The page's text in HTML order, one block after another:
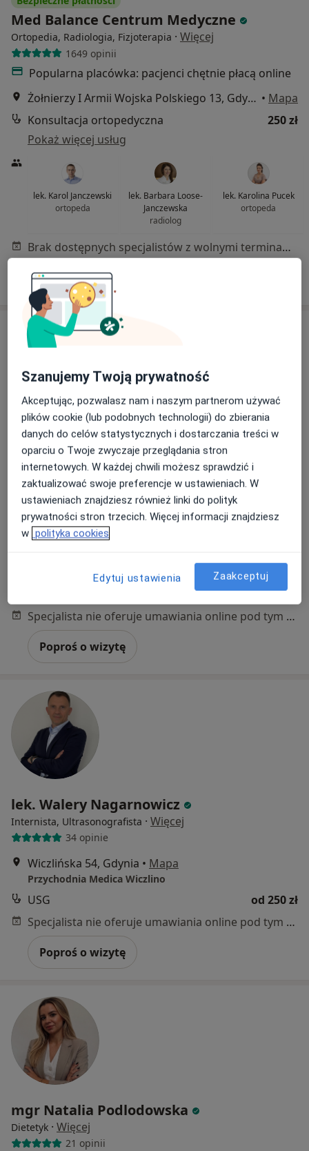
Med Balance Centrum Medyczne
Ortopedia, Radiologia, Fizjoterapia · Więcej
1649 opinii
Popularna placówka: pacjenci chętnie płacą online
Żołnierzy I Armii Wojska Polskiego 13, Gdynia • Mapa
Konsultacja ortopedyczna
250 zł
Pokaż więcej usług
lek. Karol Janczewski
ortopeda
lek. Barbara Loose-
Janczewska
radiolog
lek. Karolina Pucek
ortopeda
Brak dostępnych specjalistów z wolnymi terminami w tym centrum medycznym.
Pokaż profil
Bezpieczne płatności
lek. Olga Przychodzeń-Łapa
Radiolog, Ultrasonografista·Więcej
294 opinie
Adres 1 Adres 2
300 zł
Specjalista nie oferuje umawiania online pod tym adresem.
Poproś o wizytę
lek. Walery Nagarnowicz
Internista, Ultrasonografista · Więcej
34 opinie
Wiczlińska 54, Gdynia • Mapa
Przychodnia Medica Wiczlino
USG
od 250 zł
Specjalista nie oferuje umawiania online pod tym adresem.
Poproś o wizytę
mgr Natalia Podlodowska
Dietetyk · Więcej
21 opinii
Szanujemy Twoją prywatność
Akceptując, pozwalasz nam i naszym partnerom używać
plików cookie (lub podobnych technologii) do zbierania
danych do celów statystycznych i dostarczania treści w
oparciu o Twoje zwyczaje przeglądania stron
internetowych. W każdej chwili możesz sprawdzić i
zaktualizować swoje preferencje w ustawieniach. W
ustawieniach znajdziesz również linki do polityk
prywatności stron trzecich. Więcej informacji znajdziesz
w polityka cookies
Edytuj ustawienia Zaakceptuj